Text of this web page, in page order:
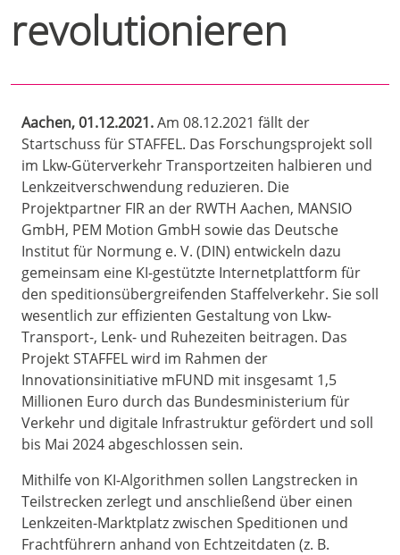
revolutionieren
Aachen, 01.12.2021.Am 08.12.2021 fällt der
Startschuss für STAFFEL. Das Forschungsprojekt soll
im Lkw-Güterverkehr Transportzeiten halbieren und
Lenkzeitverschwendung reduzieren. Die
Projektpartner FIR an der RWTH Aachen, MANSIO
GmbH, PEM Motion GmbH sowie das Deutsche
Institut für Normung e. V. (DIN) entwickeln dazu
gemeinsam eine KI-gestützte Internetplattform für
den speditionsübergreifenden Staffelverkehr. Sie soll
wesentlich zur effizienten Gestaltung von Lkw-
Transport-, Lenk- und Ruhezeiten beitragen. Das
Projekt STAFFEL wird im Rahmen der
Innovationsinitiative mFUND mit insgesamt 1,5
Millionen Euro durch das Bundesministerium für
Verkehr und digitale Infrastruktur gefördert und soll
bis Mai 2024 abgeschlossen sein.
Mithilfe von KI-Algorithmen sollen Langstrecken in
Teilstrecken zerlegt und anschließend über einen
Lenkzeiten-Marktplatz zwischen Speditionen und
Frachtführern anhand von Echtzeitdaten (z. B.